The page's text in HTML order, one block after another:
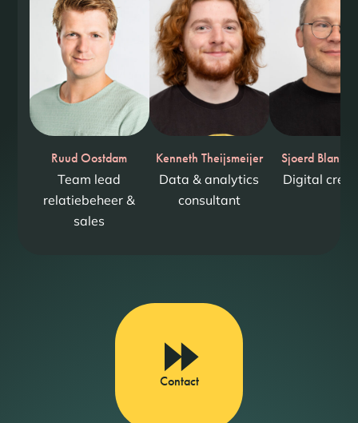
Ruud Oostdam
Team lead
relatiebeheer &
sales
Kenneth Theijsmeijer
Data & analytics
consultant
Sjoerd
Digital
Contact